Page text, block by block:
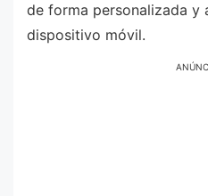
de forma personalizada y
dispositivo móvil.